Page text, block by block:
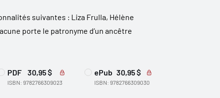
suivantes : Liza Frulla, Hélène
porte le patronyme d’un ancêtre
PDF 30,95 $
ISBN: 9782766309023
ePub 30,95 $
ISBN: 9782766309030